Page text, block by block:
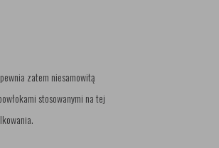
zatem niesamowitą
stosowanymi na tej